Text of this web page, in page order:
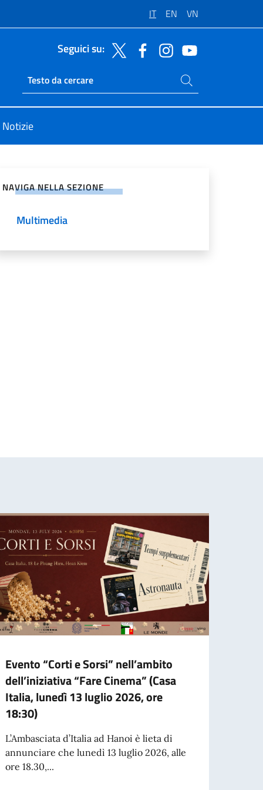
IT EN VN
Seguici su:
Ricerca sito live
Cerca nel sito
Notizie
NAVIGA NELLA SEZIONE
Multimedia
l’espatrio dal 3 agosto
Evento “Corti e Sorsi” nell’ambito
dell’iniziativa “Fare Cinema” (Casa
Italia, lunedì 13 luglio 2026, ore
18:30)
L’Ambasciata d’Italia ad Hanoi è lieta di
annunciare che lunedì 13 luglio 2026, alle
ore 18.30,...